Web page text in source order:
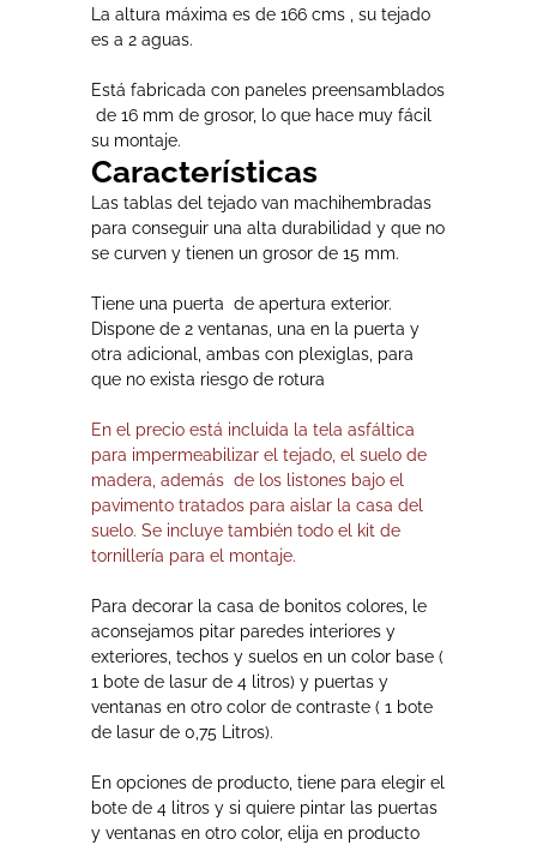
La altura máxima es de 166 cms , su tejado
es a 2 aguas.
Está fabricada con paneles preensamblados
de 16 mm de grosor, lo que hace muy fácil
su montaje.
Características
Las tablas del tejado van machihembradas
para conseguir una alta durabilidad y que no
se curven y tienen un grosor de 15 mm.
Tiene una puerta de apertura exterior.
Dispone de 2 ventanas, una en la puerta y
otra adicional, ambas con plexiglas, para
que no exista riesgo de rotura
En el precio está incluida la tela asfáltica
para impermeabilizar el tejado, el suelo de
madera, además de los listones bajo el
pavimento tratados para aislar la casa del
suelo. Se incluye también todo el kit de
tornillería para el montaje.
Para decorar la casa de bonitos colores, le
aconsejamos pitar paredes interiores y
exteriores, techos y suelos en un color base (
1 bote de lasur de 4 litros) y puertas y
ventanas en otro color de contraste ( 1 bote
de lasur de 0,75 Litros).
En opciones de producto, tiene para elegir el
bote de 4 litros y si quiere pintar las puertas
y ventanas en otro color, elija en producto